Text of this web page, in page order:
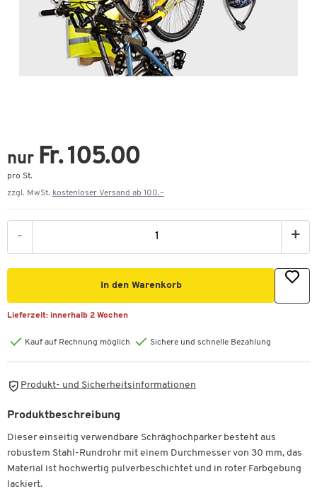
nur Fr. 105.00
pro St.
zzgl. MwSt. kostenloser Versand ab 100.–
- +
In den Warenkorb
Lieferzeit: innerhalb 2 Wochen
Kauf auf Rechnung möglich Sichere und schnelle Bezahlung
Produkt- und Sicherheitsinformationen
Produktbeschreibung
Dieser einseitig verwendbare Schräghochparker besteht aus
robustem Stahl-Rundrohr mit einem Durchmesser von 30 mm, das
Material ist hochwertig pulverbeschichtet und in roter Farbgebung
lackiert.